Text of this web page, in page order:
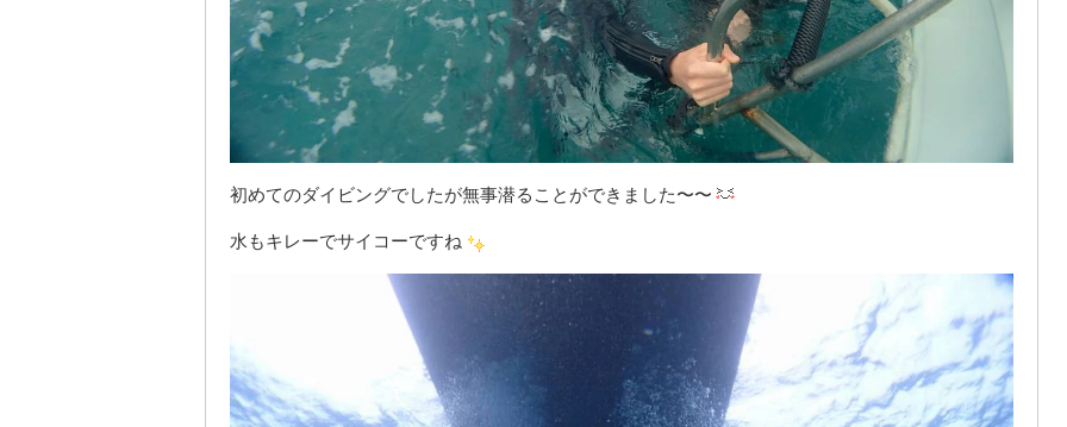
初めてのダイビングでしたが無事潜ることができました〜〜
水もキレーでサイコーですね